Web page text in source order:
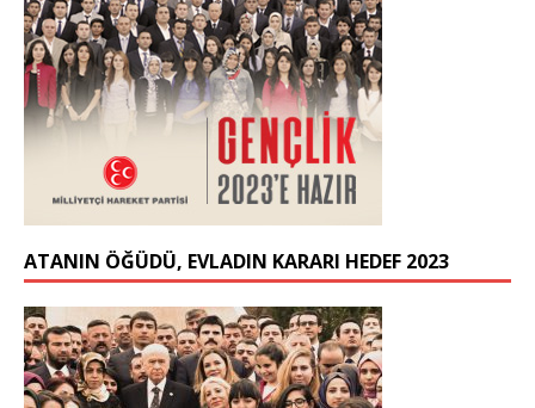
ATANIN ÖĞÜDÜ, EVLADIN KARARI HEDEF 2023